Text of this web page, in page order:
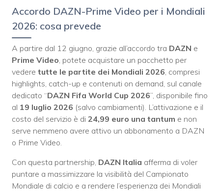
Accordo DAZN-Prime Video per i Mondiali
2026: cosa prevede
A partire dal 12 giugno, grazie all’accordo tra DAZN e
Prime Video, potete acquistare un pacchetto per
vedere tutte le partite dei Mondiali 2026, compresi
highlights, catch-up e contenuti on demand, sul canale
dedicato “DAZN Fifa World Cup 2026”, disponibile fino
al 19 luglio 2026 (salvo cambiamenti). L’attivazione e il
costo del servizio è di 24,99 euro una tantum e non
serve nemmeno avere attivo un abbonamento a DAZN
o Prime Video.
Con questa partnership, DAZN Italia afferma di voler
puntare a massimizzare la visibilità del Campionato
Mondiale di calcio e a rendere l’esperienza dei Mondiali